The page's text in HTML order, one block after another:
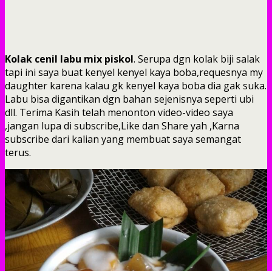
Kolak cenil labu mix piskol. Serupa dgn kolak biji salak
tapi ini saya buat kenyel kenyel kaya boba,requesnya my
daughter karena kalau gk kenyel kaya boba dia gak suka.
Labu bisa digantikan dgn bahan sejenisnya seperti ubi
dll. Terima Kasih telah menonton video-video saya
,jangan lupa di subscribe,Like dan Share yah ,Karna
subscribe dari kalian yang membuat saya semangat
terus.